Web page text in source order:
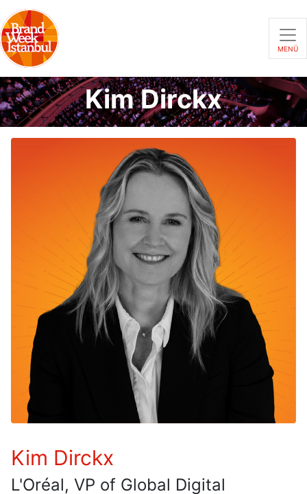
MENÜ
Kim Dirckx
Kim Dirckx
L'Oréal, VP of Global Digital